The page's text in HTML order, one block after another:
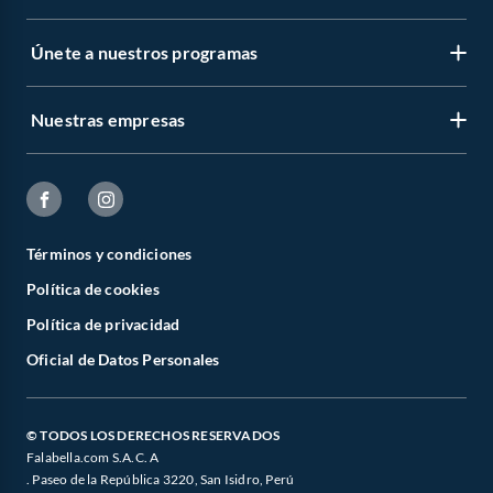
Únete a nuestros programas
Nuestras empresas
Términos y condiciones
Política de cookies
Política de privacidad
Oficial de Datos Personales
© TODOS LOS DERECHOS RESERVADOS
Falabella.com S.A.C. A
. Paseo de la República 3220, San Isidro, Perú